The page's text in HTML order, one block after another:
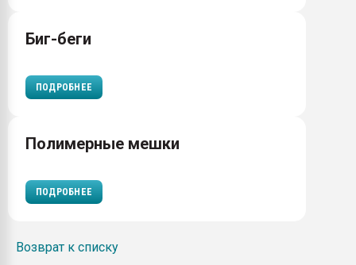
Биг-беги
ПОДРОБНЕЕ
Полимерные мешки
ПОДРОБНЕЕ
Возврат к списку